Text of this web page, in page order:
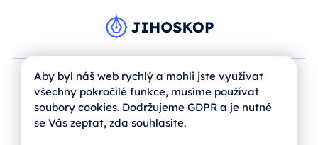
Aby byl náš web rychlý a mohli jste využívat
všechny pokročilé funkce, musíme používat
soubory cookies. Dodržujeme GDPR a je nutné
se Vás zeptat, zda souhlasíte.